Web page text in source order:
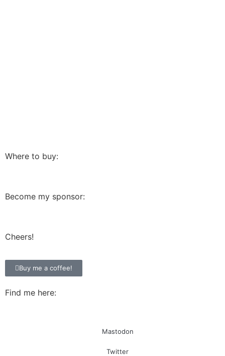
Where to buy:
Become my sponsor:
Cheers!
Buy me a coffee!
Find me here:
Mastodon
Twitter